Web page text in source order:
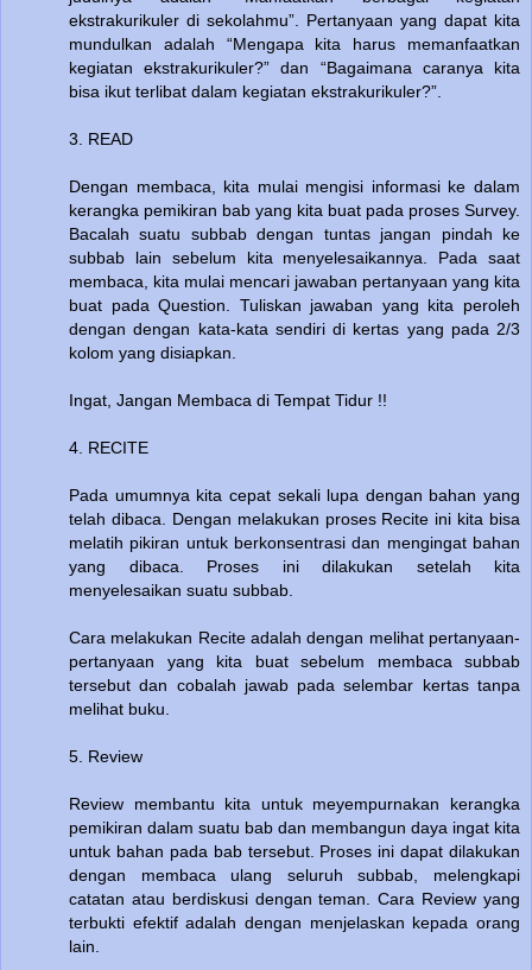
ekstrakurikuler di sekolahmu”. Pertanyaan yang dapat kita
mundulkan adalah “Mengapa kita harus memanfaatkan
kegiatan ekstrakurikuler?” dan “Bagaimana caranya kita
bisa ikut terlibat dalam kegiatan ekstrakurikuler?”.
3. READ
Dengan membaca, kita mulai mengisi informasi ke dalam
kerangka pemikiran bab yang kita buat pada proses Survey.
Bacalah suatu subbab dengan tuntas jangan pindah ke
subbab lain sebelum kita menyelesaikannya. Pada saat
membaca, kita mulai mencari jawaban pertanyaan yang kita
buat pada Question. Tuliskan jawaban yang kita peroleh
dengan dengan kata-kata sendiri di kertas yang pada 2/3
kolom yang disiapkan.
Ingat, Jangan Membaca di Tempat Tidur !!
4. RECITE
Pada umumnya kita cepat sekali lupa dengan bahan yang
telah dibaca. Dengan melakukan proses Recite ini kita bisa
melatih pikiran untuk berkonsentrasi dan mengingat bahan
yang dibaca. Proses ini dilakukan setelah kita
menyelesaikan suatu subbab.
Cara melakukan Recite adalah dengan melihat pertanyaan-
pertanyaan yang kita buat sebelum membaca subbab
tersebut dan cobalah jawab pada selembar kertas tanpa
melihat buku.
5. Review
Review membantu kita untuk meyempurnakan kerangka
pemikiran dalam suatu bab dan membangun daya ingat kita
untuk bahan pada bab tersebut. Proses ini dapat dilakukan
dengan membaca ulang seluruh subbab, melengkapi
catatan atau berdiskusi dengan teman. Cara Review yang
terbukti efektif adalah dengan menjelaskan kepada orang
lain.